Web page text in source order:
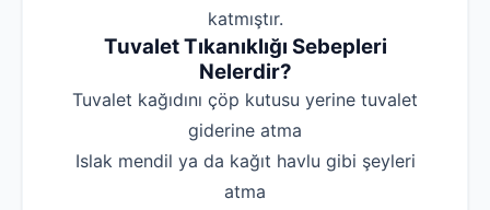
katmıştır.
Tuvalet Tıkanıklığı Sebepleri
Nelerdir?
‌Tuvalet kağıdını çöp kutusu yerine tuvalet
giderine atma
‌Islak mendil ya da kağıt havlu gibi şeyleri
atma